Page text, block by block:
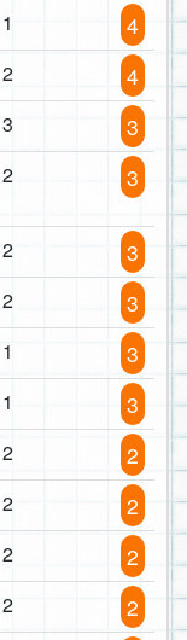
1 4
2 4
3 3
2 3
2 3
2 3
1 3
1 3
2 2
2 2
2 2
2 2